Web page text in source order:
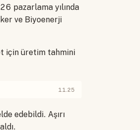
pazarlama yılında
ve Biyoenerji
için üretim tahmini
11.25
edebildi. Aşırı